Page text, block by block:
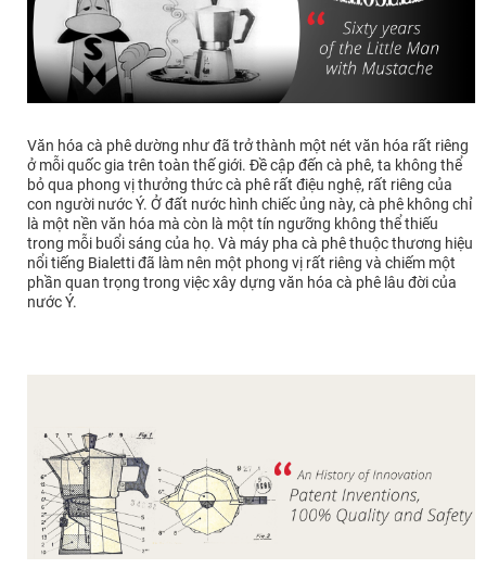
Văn hóa cà phê dường như đã trở thành một nét văn hóa rất riêng
ở mỗi quốc gia trên toàn thế giới. Đề cập đến cà phê, ta không thể
bỏ qua phong vị thưởng thức cà phê rất điệu nghệ, rất riêng của
con người nước Ý. Ở đất nước hình chiếc ủng này, cà phê không chỉ
là một nền văn hóa mà còn là một tín ngưỡng không thể thiếu
trong mỗi buổi sáng của họ. Và máy pha cà phê thuộc thương hiệu
nổi tiếng Bialetti đã làm nên một phong vị rất riêng và chiếm một
phần quan trọng trong việc xây dựng văn hóa cà phê lâu đời của
nước Ý.